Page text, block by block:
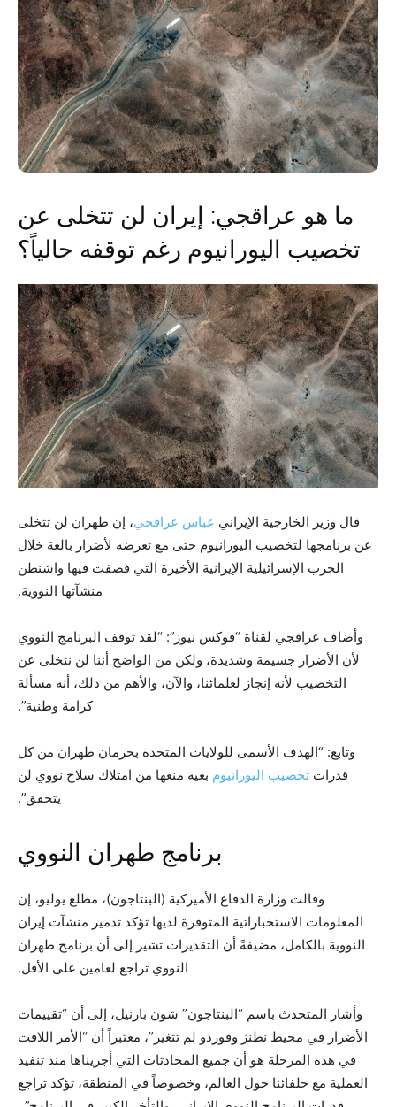
ما هو عراقجي: إيران لن تتخلى عن
تخصيب اليورانيوم رغم توقفه حالياً؟
قال وزير الخارجية الإيراني عباس عراقجي، إن طهران لن تتخلى
عن برنامجها لتخصيب اليورانيوم حتى مع تعرضه لأضرار بالغة خلال
الحرب الإسرائيلية الإيرانية الأخيرة التي قصفت فيها واشنطن
منشآتها النووية.
وأضاف عراقجي لقناة “فوكس نيوز”: “لقد توقف البرنامج النووي
لأن الأضرار جسيمة وشديدة، ولكن من الواضح أننا لن نتخلى عن
التخصيب لأنه إنجاز لعلمائنا، والآن، والأهم من ذلك، أنه مسألة
كرامة وطنية”.
وتابع: “الهدف الأسمى للولايات المتحدة بحرمان طهران من كل
قدرات تخصيب اليورانيوم بغية منعها من امتلاك سلاح نووي لن
يتحقق”.
برنامج طهران النووي
وقالت وزارة الدفاع الأميركية (البنتاجون)، مطلع يوليو، إن
المعلومات الاستخباراتية المتوفرة لديها تؤكد تدمير منشآت إيران
النووية بالكامل، مضيفةً أن التقديرات تشير إلى أن برنامج طهران
النووي تراجع لعامين على الأقل.
وأشار المتحدث باسم “البنتاجون” شون بارنيل، إلى أن “تقييمات
الأضرار في محيط نطنز وفوردو لم تتغير”، معتبراً أن “الأمر اللافت
في هذه المرحلة هو أن جميع المحادثات التي أجريناها منذ تنفيذ
العملية مع حلفائنا حول العالم، وخصوصاً في المنطقة، تؤكد تراجع